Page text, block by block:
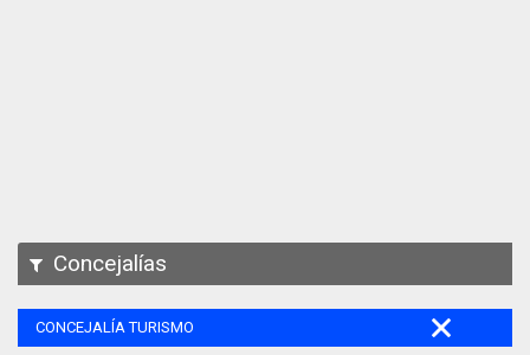
Concejalías
CONCEJALÍA TURISMO